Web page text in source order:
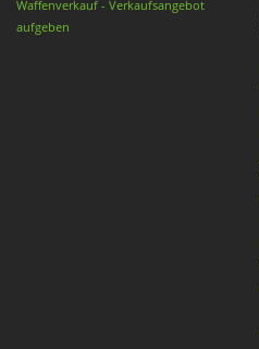
Waffenverkauf - Verkaufsangebot
aufgeben